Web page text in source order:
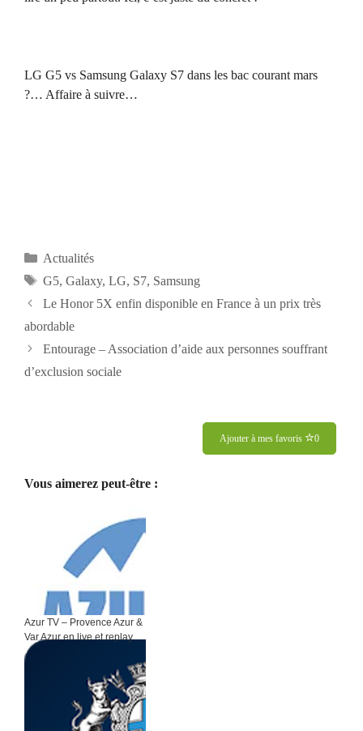
LG G5 vs Samsung Galaxy S7 dans les bac courant mars
?… Affaire à suivre…
Catégories
Actualités
Étiquettes
G5, Galaxy, LG, S7, Samsung
Navigation
des
Le Honor 5X enfin disponible en France à un prix très
abordable
Entourage – Association d’aide aux personnes souffrant
d’exclusion sociale
Ajouter à mes favoris 0
Vous aimerez peut-être :
Azur TV – Provence Azur &
Var Azur en live et replay